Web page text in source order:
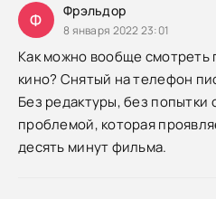
Ф Фрэльдор
8 января 2022 23:01
Как можно вообще
кино? Снятый на телефон
Без редактуры, без попытки
проблемой, которая
десять минут фильма.